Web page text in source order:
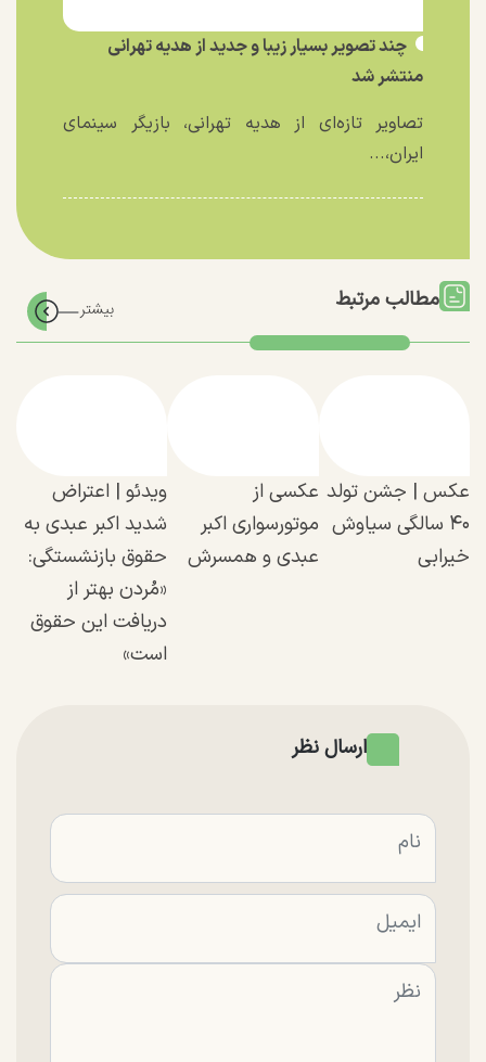
چند تصویر بسیار زیبا و جدید از هدیه تهرانی
منتشر شد
تصاویر تازه‌ای از هدیه تهرانی، بازیگر سینمای
ایران،...
مطالب مرتبط
عکس | جشن تولد
۴۰ سالگی سیاوش
خیرابی
عکسی از
موتورسواری اکبر
عبدی و همسرش
ویدئو | اعتراض
شدید اکبر عبدی به
حقوق بازنشستگی:
«مُردن بهتر از
دریافت این حقوق
است»
ارسال نظر